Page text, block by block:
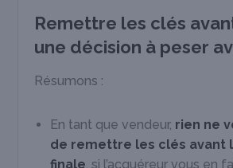
Remettre les clés
une décision à peser
Résumons :
En tant que vendeur, rien ne
de remettre les clés avant
finale, si l’acquéreur vous en